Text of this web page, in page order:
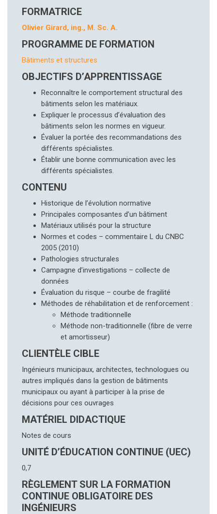
FORMATRICE
Olivier Girard, ing., M. Sc. A.
PROGRAMME DE FORMATION
Bâtiments et structures
OBJECTIFS D’APPRENTISSAGE
Reconnaître le comportement structural des
bâtiments selon les matériaux.
Expliquer le processus d’évaluation des
bâtiments selon les normes en vigueur.
Évaluer la portée des recommandations des
différents spécialistes.
Établir une bonne communication avec les
différents spécialistes.
CONTENU
Historique de l’évolution normative
Principales composantes d’un bâtiment
Matériaux utilisés pour la structure
Normes et codes – commentaire L du CNBC
2005 (2010)
Pathologies structurales
Campagne d’investigations – collecte de
données
Évaluation du risque – courbe de fragilité
Méthodes de réhabilitation et de renforcement :
Méthode traditionnelle
Méthode non-traditionnelle (fibre de verre
et amortisseur)
CLIENTÈLE CIBLE
Ingénieurs municipaux, architectes, technologues ou
autres impliqués dans la gestion de bâtiments
municipaux ou ayant à participer à la prise de
décisions pour ces ouvrages
MATÉRIEL DIDACTIQUE
Notes de cours
UNITÉ D’ÉDUCATION CONTINUE (UEC)
0,7
RÈGLEMENT SUR LA FORMATION
CONTINUE OBLIGATOIRE DES
INGÉNIEURS